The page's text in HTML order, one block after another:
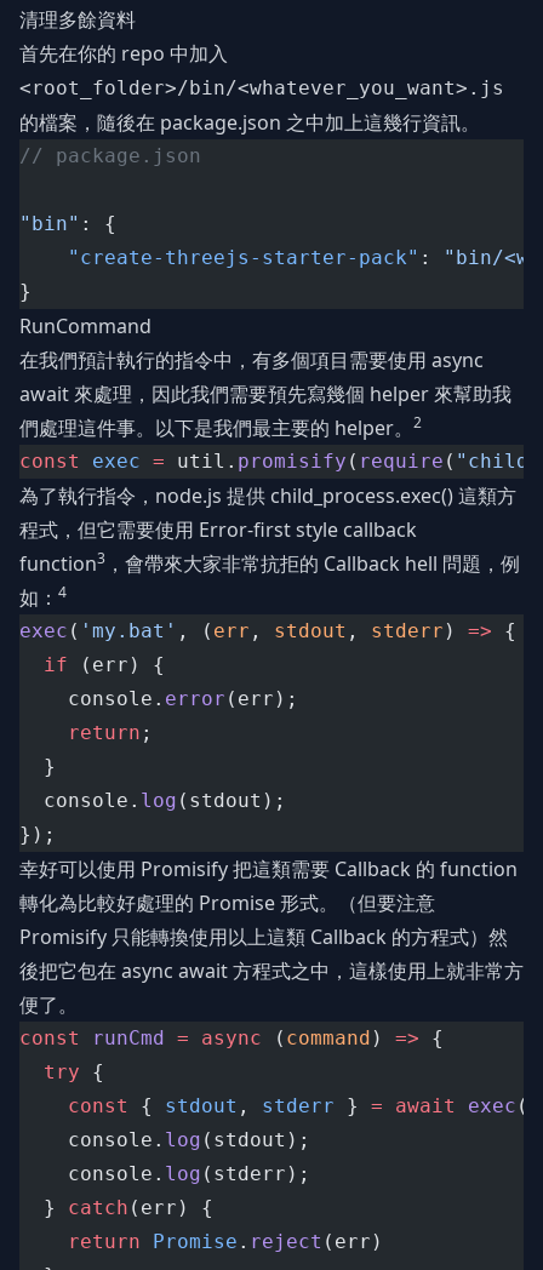
清理多餘資料
首先在你的 repo 中加入
<root_folder>/bin/<whatever_you_want>.js
的檔案，隨後在 package.json 之中加上這幾行資訊。
// package.json
"bin" : {
"create-threejs-starter-pack" :
"bin/
}
RunCommand
在我們預計執行的指令中，有多個項目需要使用 async
await 來處理，因此我們需要預先寫幾個 helper 來幫助我
們處理這件事。以下是我們最主要的 helper。
2
const exec = util. promisify ( require (
為了執行指令，node.js 提供 child_process.exec() 這類方
程式，但它需要使用 Error-first style callback
function3 ，會帶來大家非常抗拒的 Callback hell 問題，例
如： 4
exec ( 'my.bat' , ( err , stdout , stderr ) => {
if (err) {
    console.
error (err);
return ;
  }
  console.
log (stdout);
});
幸好可以使用 Promisify 把這類需要 Callback 的 function
轉化為比較好處理的 Promise 形式。（但要注意
Promisify 只能轉換使用以上這類 Callback 的方程式）然
後把它包在 async await 方程式之中，這樣使用上就非常方
便了。
const runCmd = async ( command ) => {
try {
const
{ stdout , stderr } = await exec
    console.
log (stdout);
    console.
log (stderr);
  }
catch (err) {
return
Promise . reject (err)